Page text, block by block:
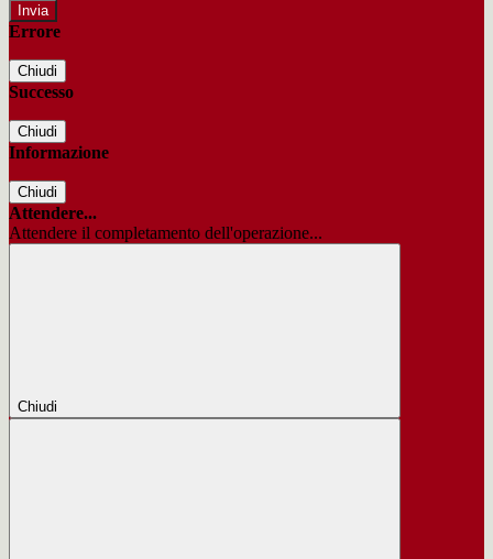
Errore
Chiudi
Successo
Chiudi
Informazione
Chiudi
Attendere...
Attendere il completamento dell'operazione...
Chiudi